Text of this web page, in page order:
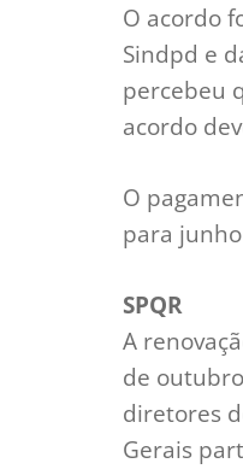
O acordo
Sindpd e
percebeu
acordo
O
para
SPQR
A
de
diretores
Gerais